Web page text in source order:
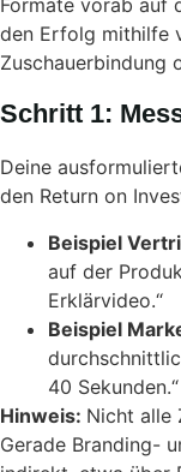
den Erfolg mithilfe
Zuschauerbindung
Schritt 1:
Deine
den Return on
Beispiel
auf der
Erklärvideo.“
Beispiel
40 Sekunden.“
Hinweis: Nicht alle
Gerade Branding-